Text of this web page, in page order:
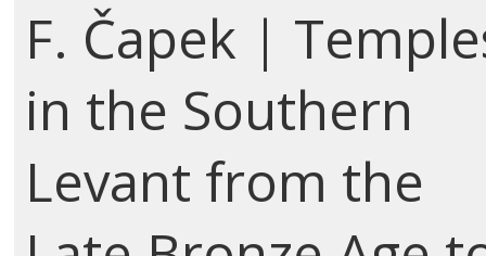
F. Čapek |
in the Southern
Levant from the